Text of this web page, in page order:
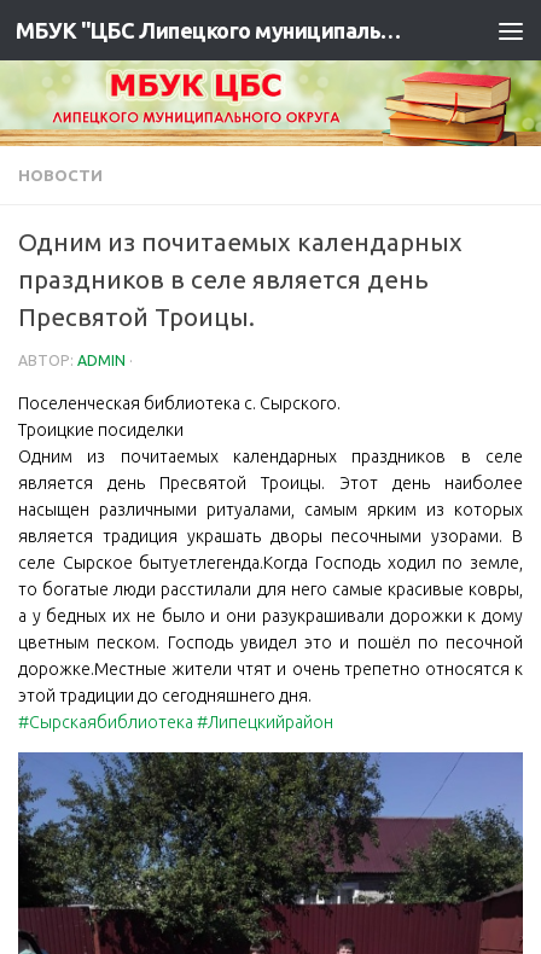
МБУК "ЦБС Липецкого муниципального района"
НОВОСТИ
Одним из почитаемых календарных
праздников в селе является день
Пресвятой Троицы.
АВТОР: ADMIN ·
Поселенческая библиотека с. Сырского.
Троицкие посиделки
Одним из почитаемых календарных праздников в селе
является день Пресвятой Троицы. Этот день наиболее
насыщен различными ритуалами, самым ярким из которых
является традиция украшать дворы песочными узорами. В
селе Сырское бытуетлегенда.Когда Господь ходил по земле,
то богатые люди расстилали для него самые красивые ковры,
а у бедных их не было и они разукрашивали дорожки к дому
цветным песком. Господь увидел это и пошёл по песочной
дорожке.Местные жители чтят и очень трепетно относятся к
этой традиции до сегодняшнего дня.
#Сырскаябиблиотека #Липецкийрайон